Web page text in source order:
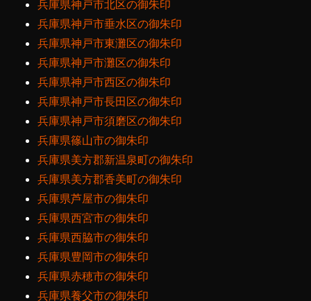
兵庫県神戸市北区の御朱印
兵庫県神戸市垂水区の御朱印
兵庫県神戸市東灘区の御朱印
兵庫県神戸市灘区の御朱印
兵庫県神戸市西区の御朱印
兵庫県神戸市長田区の御朱印
兵庫県神戸市須磨区の御朱印
兵庫県篠山市の御朱印
兵庫県美方郡新温泉町の御朱印
兵庫県美方郡香美町の御朱印
兵庫県芦屋市の御朱印
兵庫県西宮市の御朱印
兵庫県西脇市の御朱印
兵庫県豊岡市の御朱印
兵庫県赤穂市の御朱印
兵庫県養父市の御朱印